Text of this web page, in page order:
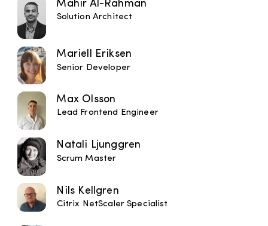
Mahir Al-Rahman
Solution Architect
Mariell Eriksen
Senior Developer
Max Olsson
Lead Frontend Engineer
Natali Ljunggren
Scrum Master
Nils Kellgren
Citrix NetScaler Specialist